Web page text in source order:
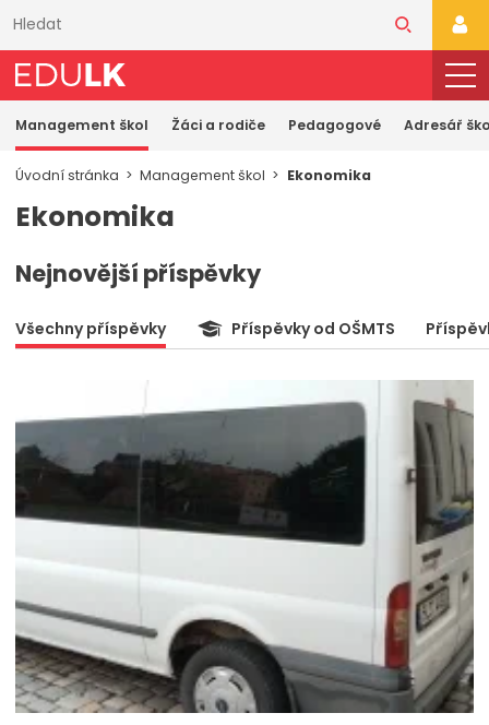
obsahu
Management škol Žáci a rodiče Pedagogové Adresář
Úvodní stránka Management škol Ekonomika
Ekonomika
Nejnovější příspěvky
Všechny příspěvky Příspěvky od OŠMTS